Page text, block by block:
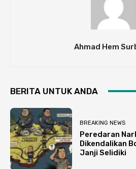
Ahmad Hem
BERITA UNTUK ANDA
BREAKING NEWS
Peredaran
Dikendalikan
Janji Selidiki